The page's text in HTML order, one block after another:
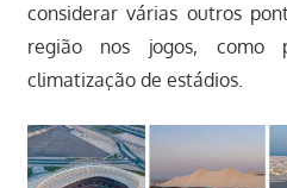
considerar várias outros
região nos jogos, como
climatização de estádios.